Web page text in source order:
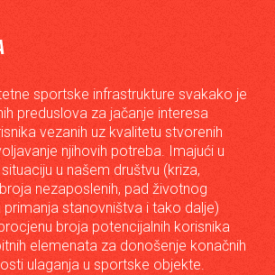
sportske infrastrukture svakako je
preduslova za jačanje interesa
vezanih uz kvalitetu stvorenih
njihovih potreba. Imajući u
u našem društvu (kriza,
nezaposlenih, pad životnog
primanja stanovništva i tako dalje)
broja potencijalnih korisnika
elemenata za donošenje konačnih
ulaganja u sportske objekte.